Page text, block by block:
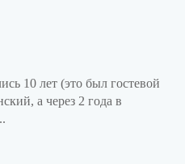
10 лет (это был гостевой
а через 2 года в